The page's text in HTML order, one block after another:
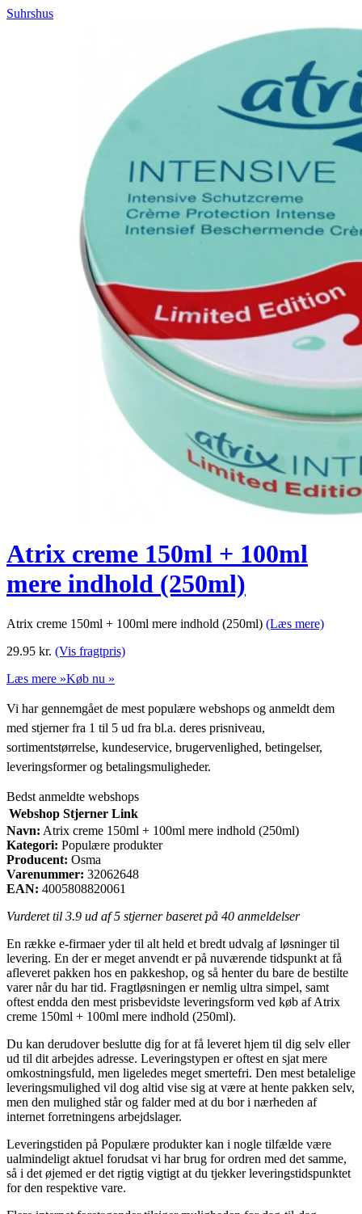
Suhrshus
Atrix creme 150ml + 100ml
mere indhold (250ml)
Atrix creme 150ml + 100ml mere indhold (250ml) (Læs mere)
29.95 kr. (Vis fragtpris)
Læs mere »Køb nu »
Vi har gennemgået de mest populære webshops og anmeldt dem
med stjerner fra 1 til 5 ud fra bl.a. deres prisniveau,
sortimentstørrelse, kundeservice, brugervenlighed, betingelser,
leveringsformer og betalingsmuligheder.
Bedst anmeldte webshops
Webshop Stjerner Link
Navn: Atrix creme 150ml + 100ml mere indhold (250ml)
Kategori: Populære produkter
Producent: Osma
Varenummer: 32062648
EAN: 4005808820061
Vurderet til 3.9 ud af 5 stjerner baseret på 40 anmeldelser
En række e-firmaer yder til alt held et bredt udvalg af løsninger til
levering. En der er meget anvendt er på nuværende tidspunkt at få
afleveret pakken hos en pakkeshop, og så henter du bare de bestilte
varer når du har tid. Fragtløsningen er nemlig ultra simpel, samt
oftest endda den mest prisbevidste leveringsform ved køb af Atrix
creme 150ml + 100ml mere indhold (250ml).
Du kan derudover beslutte dig for at få leveret hjem til dig selv eller
ud til dit arbejdes adresse. Leveringstypen er oftest en sjat mere
omkostningsfuld, men ligeledes meget smertefri. Den mest betalelige
leveringsmulighed vil dog altid vise sig at være at hente pakken selv,
men den mulighed står og falder med at du bor i nærheden af
internet forretningens arbejdslager.
Leveringstiden på Populære produkter kan i nogle tilfælde være
ualmindeligt aktuel forudsat vi har brug for ordren med det samme,
så i det øjemed er det rigtig vigtigt at du tjekker leveringstidspunktet
for den respektive vare.